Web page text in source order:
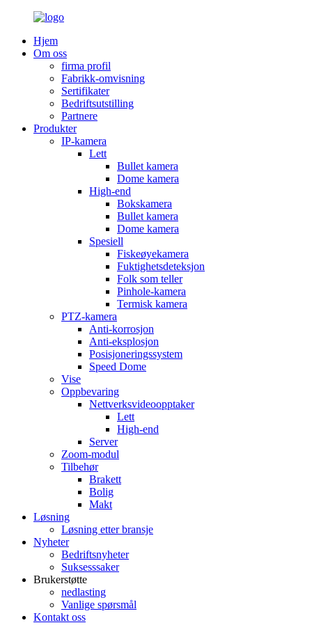
Hjem
Om oss
firma profil
Fabrikk-omvisning
Sertifikater
Bedriftsutstilling
Partnere
Produkter
IP-kamera
Lett
Bullet kamera
Dome kamera
High-end
Bokskamera
Bullet kamera
Dome kamera
Spesiell
Fiskeøyekamera
Fuktighetsdeteksjon
Folk som teller
Pinhole-kamera
Termisk kamera
PTZ-kamera
Anti-korrosjon
Anti-eksplosjon
Posisjoneringssystem
Speed ​​Dome
Vise
Oppbevaring
Nettverksvideoopptaker
Lett
High-end
Server
Zoom-modul
Tilbehør
Brakett
Bolig
Makt
Løsning
Løsning etter bransje
Nyheter
Bedriftsnyheter
Suksesssaker
Brukerstøtte
nedlasting
Vanlige spørsmål
Kontakt oss